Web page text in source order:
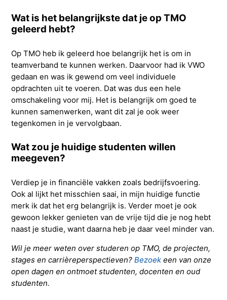
Wat is het belangrijkste dat je op TMO
geleerd hebt?
Op TMO heb ik geleerd hoe belangrijk het is om in
teamverband te kunnen werken. Daarvoor had ik VWO
gedaan en was ik gewend om veel individuele
opdrachten uit te voeren. Dat was dus een hele
omschakeling voor mij. Het is belangrijk om goed te
kunnen samenwerken, want dit zal je ook weer
tegenkomen in je vervolgbaan.
Wat zou je huidige studenten willen
meegeven?
Verdiep je in financiële vakken zoals bedrijfsvoering.
Ook al lijkt het misschien saai, in mijn huidige functie
merk ik dat het erg belangrijk is. Verder moet je ook
gewoon lekker genieten van de vrije tijd die je nog hebt
naast je studie, want daarna heb je daar veel minder van.
Wil je meer weten over studeren op TMO, de projecten,
stages en carrièreperspectieven?Bezoek een van onze
open dagen en ontmoet studenten, docenten en oud
studenten.